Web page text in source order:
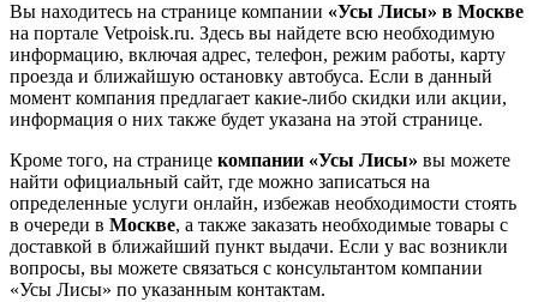
Вы находитесь на странице компании «Усы Лисы» в Москве
на портале Vetpoisk.ru. Здесь вы найдете всю необходимую
информацию, включая адрес, телефон, режим работы, карту
проезда и ближайшую остановку автобуса. Если в данный
момент компания предлагает какие-либо скидки или акции,
информация о них также будет указана на этой странице.
Кроме того, на странице компании «Усы Лисы» вы можете
найти официальный сайт, где можно записаться на
определенные услуги онлайн, избежав необходимости стоять
в очереди в Москве, а также заказать необходимые товары с
доставкой в ближайший пункт выдачи. Если у вас возникли
вопросы, вы можете связаться с консультантом компании
«Усы Лисы» по указанным контактам.